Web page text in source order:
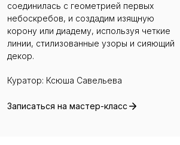
соединилась с геометрией первых
небоскребов, и создадим изящную
корону или диадему, используя четкие
линии, стилизованные узоры и сияющий
декор.
Куратор: Ксюша Савельева
Записаться на мастер-класс